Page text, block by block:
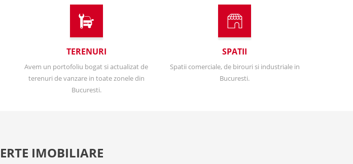
TERENURI
Avem un portofoliu bogat si actualizat de
terenuri de vanzare in toate zonele din
Bucuresti.
SPATII
Spatii comerciale, de birouri si industriale in
Bucuresti.
IMOBILIARE